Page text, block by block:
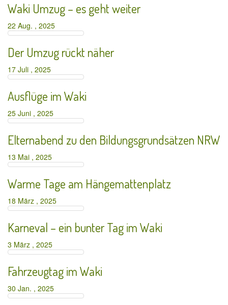
Waki Umzug – es geht weiter
22 Aug. , 2025
Der Umzug rückt näher
17 Juli , 2025
Ausflüge im Waki
25 Juni , 2025
Elternabend zu den Bildungsgrundsätzen NRW
13 Mai , 2025
Warme Tage am Hängemattenplatz
18 März , 2025
Karneval – ein bunter Tag im Waki
3 März , 2025
Fahrzeugtag im Waki
30 Jan. , 2025